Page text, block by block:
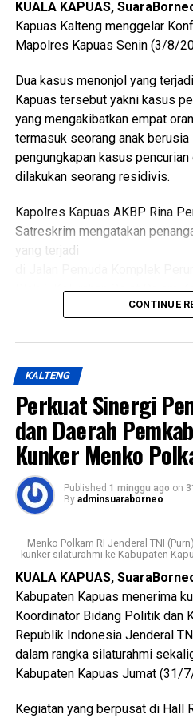
dari pemerintah daerah
desa tenaga kesehatan kader
“Oleh karena itu sinergi lintas
berbagai persoalan kesehatan
sejak dini serta ditangani secara
Lebih lanjut ia mengatakan
Pembina Posyandu Kabupaten
koordinasi.
“Dalam hal ini dengan
kelompok rentan dapat
berkesinambungan,” ujarnya.
Views: 27
Bagikan ke
WhatsApp 0
Messenger
KUALA KAPUAS,
Kapuas Kalteng menggelar
Mapolres Kapuas Senin (3/8/
Dua kasus menonjol yang
Kapuas tersebut yakni kasus
yang mengakibatkan empat
termasuk seorang anak berusia
pengungkapan kasus
dilakukan seorang residivis.
Kapolres Kapuas AKBP Rina
Satreskrim mengatakan
yang terjadi
Blok F Kelurahan Selat Dalam
setelah diduga sengaja
Kapolres mengatakan kasus
berdasarkan Laporan Polisi
LP/B/32/VII/2026/SPKT/
Kalimantan Tengah tertanggal
Berdasarkan hasil penyelidikan
pertengkaran antara tersangka
hari dan bahkan disertai
“Malam kejadian tersangka
berkumpul bersama para
menonton pertandingan final
mendatangi barak karena
korban,” katanya.
CONTINUE
KALTENG
Perkuat Sinergi
dan Daerah
Kunker Menko
Published 1 minggu ago on
By adminsuaraborneo
Menko Polkam RI Jenderal TNI
kunker silaturahmi ke Kabupaten
KUALA KAPUAS,
Kabupaten Kapuas menerima
Koordinator Bidang Politik dan
Republik Indonesia Jenderal
dalam rangka silaturahmi
Kabupaten Kapuas Jumat (31/
Kegiatan yang berpusat di Hall